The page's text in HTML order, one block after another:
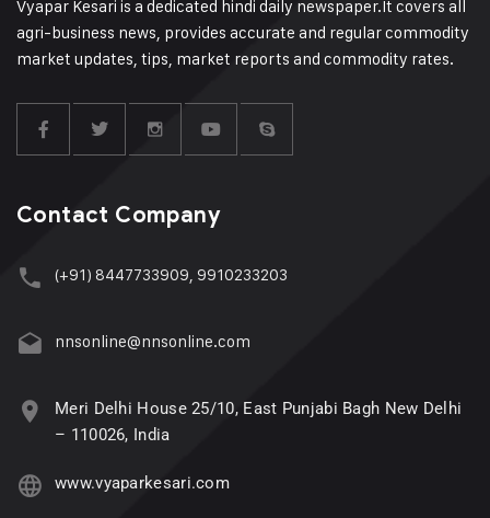
Vyapar Kesari is a dedicated hindi daily newspaper.It covers all
agri-business news, provides accurate and regular commodity
market updates, tips, market reports and commodity rates.
Contact Company
(+91) 8447733909, 9910233203
nnsonline@nnsonline.com
Meri Delhi House 25/10, East Punjabi Bagh New Delhi
– 110026, India
www.vyaparkesari.com